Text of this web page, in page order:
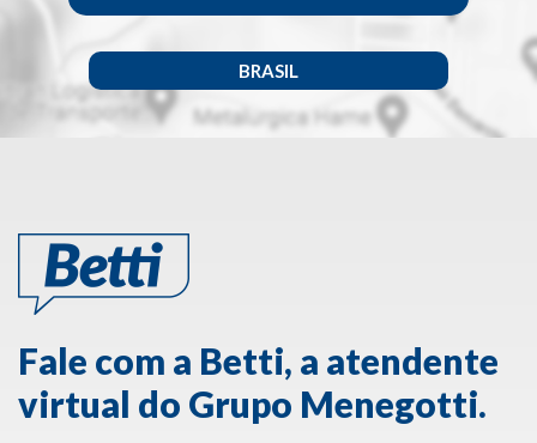
BRASIL
Fale com a Betti, a atendente
virtual do Grupo Menegotti.